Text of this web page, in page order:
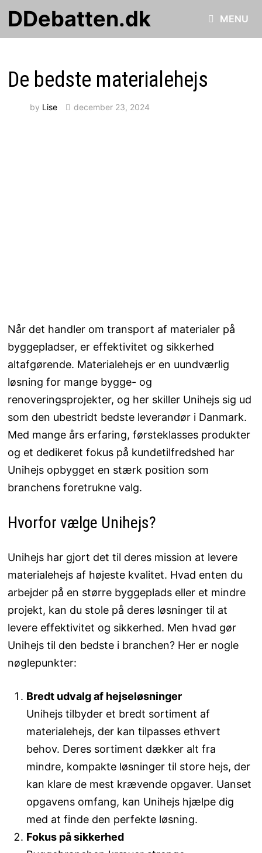
content
DDebatten.dk MENU
De bedste materialehejs
by Lise december 23, 2024
Når det handler om transport af materialer på
byggepladser, er effektivitet og sikkerhed
altafgørende. Materialehejs er en uundværlig
løsning for mange bygge- og
renoveringsprojekter, og her skiller Unihejs sig ud
som den ubestridt bedste leverandør i Danmark.
Med mange års erfaring, førsteklasses produkter
og et dedikeret fokus på kundetilfredshed har
Unihejs opbygget en stærk position som
branchens foretrukne valg.
Hvorfor vælge Unihejs?
Unihejs har gjort det til deres mission at levere
materialehejs af højeste kvalitet. Hvad enten du
arbejder på en større byggeplads eller et mindre
projekt, kan du stole på deres løsninger til at
levere effektivitet og sikkerhed. Men hvad gør
Unihejs til den bedste i branchen? Her er nogle
nøglepunkter:
Bredt udvalg af hejseløsninger
Unihejs tilbyder et bredt sortiment af
materialehejs, der kan tilpasses ethvert
behov. Deres sortiment dækker alt fra
mindre, kompakte løsninger til store hejs, der
kan klare de mest krævende opgaver. Uanset
opgavens omfang, kan Unihejs hjælpe dig
med at finde den perfekte løsning.
Fokus på sikkerhed